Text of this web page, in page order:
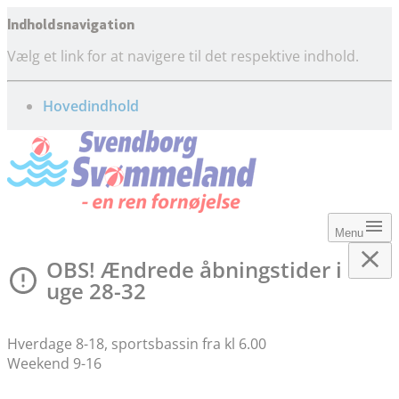
Indholdsnavigation
Vælg et link for at navigere til det respektive indhold.
gå til
Hovedindhold
Menu
OBS! Ændrede åbningstider i
uge 28-32
Hverdage 8-18, sportsbassin fra kl 6.00
Weekend 9-16